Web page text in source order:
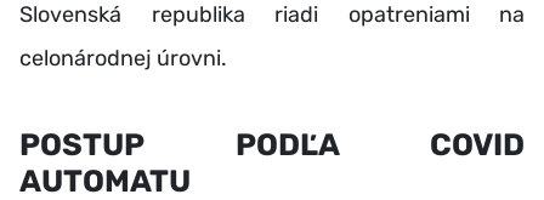
Slovenská republika riadi opatreniami na
celonárodnej úrovni.
POSTUP PODĽA COVID
AUTOMATU